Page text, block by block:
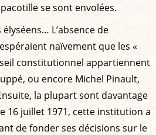
se sont envolées.
L’absence de
naïvement que les «
constitutionnel appartiennent
ou encore Michel Pinault,
la plupart sont davantage
16 juillet 1971, cette institution a
de fonder ses décisions sur le